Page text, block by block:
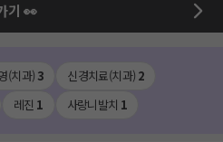
기 👀
(치과)3 신경치료(치과) 2
레진 1 사랑니발치 1